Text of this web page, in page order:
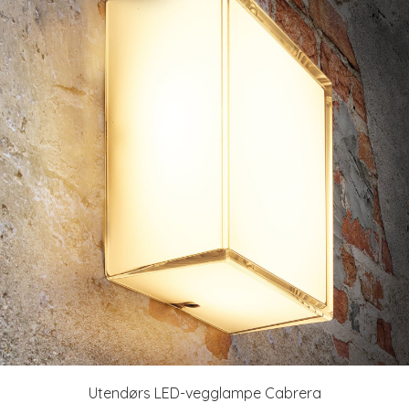
Utendørs LED-vegglampe Cabrera